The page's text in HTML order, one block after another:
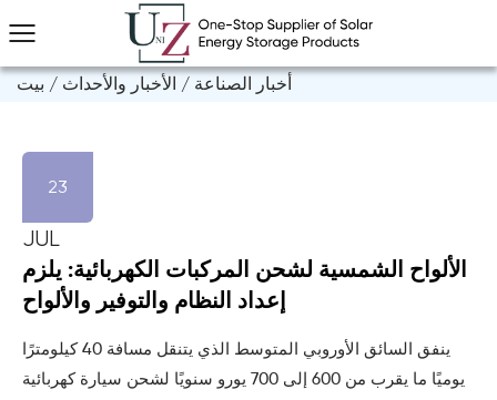
بيت / الأخبار والأحداث / أخبار الصناعة
23
JUL
الألواح الشمسية لشحن المركبات الكهربائية: يلزم
إعداد النظام والتوفير والألواح
ينفق السائق الأوروبي المتوسط الذي يتنقل مسافة 40 كيلومترًا
يوميًا ما يقرب من 600 إلى 700 يورو سنويًا لشحن سيارة كهربائية